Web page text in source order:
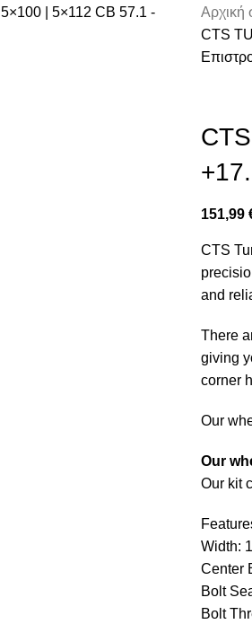
Αρχική
CTS
151,99
CTS
and
There
giving
corner
Our
Our
Our kit
Width:
Center
Bolt
Bolt